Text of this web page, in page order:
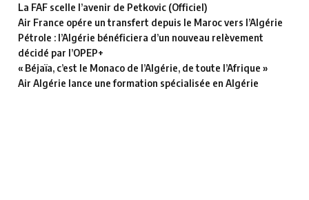
La FAF scelle l’avenir de Petkovic (Officiel)
Air France opére un transfert depuis le Maroc vers l’Algérie
Pétrole : l’Algérie bénéficiera d’un nouveau relèvement
décidé par l’OPEP+
« Béjaïa, c’est le Monaco de l’Algérie, de toute l’Afrique »
Air Algérie lance une formation spécialisée en Algérie